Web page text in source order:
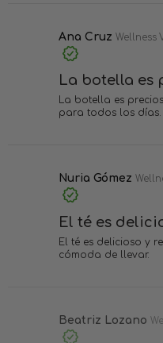
Ana Cruz Wellness
La botella es
La botella es
para todos los días.
Nuria Gómez
El té es
El té es delicioso y
cómoda de llevar.
Beatriz Lozano